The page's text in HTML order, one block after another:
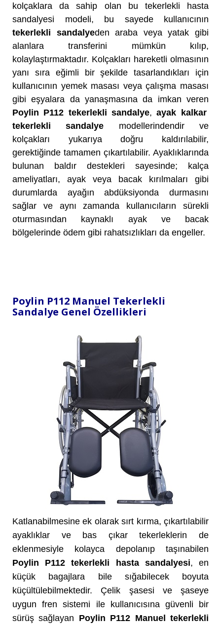
kolçaklara da sahip olan bu tekerlekli hasta
sandalyesi modeli, bu sayede kullanıcının
tekerlekli sandalyeden araba veya yatak gibi
alanlara transferini mümkün kılıp,
kolaylaştırmaktadır. Kolçakları hareketli olmasının
yanı sıra eğimli bir şekilde tasarlandıkları için
kullanıcının yemek masası veya çalışma masası
gibi eşyalara da yanaşmasına da imkan veren
Poylin P112 tekerlekli sandalye,ayak kalkar
tekerlekli sandalye modellerindendir ve
kolçakları yukarıya doğru kaldırılabilir,
gerektiğinde tamamen çıkartılabilir. Ayaklıklarında
bulunan baldır destekleri sayesinde; kalça
ameliyatları, ayak veya bacak kırılmaları gibi
durumlarda ayağın abdüksiyonda durmasını
sağlar ve aynı zamanda kullanıcıların sürekli
oturmasından kaynaklı ayak ve bacak
bölgelerinde ödem gibi rahatsızlıkları da engeller.
Poylin P112 Manuel Tekerlekli
Sandalye Genel Özellikleri
Katlanabilmesine ek olarak sırt kırma, çıkartılabilir
ayaklıklar ve bas çıkar tekerleklerin de
eklenmesiyle kolayca depolanıp taşınabilen
Poylin P112 tekerlekli hasta sandalyesi, en
küçük bagajlara bile sığabilecek boyuta
küçültülebilmektedir. Çelik şasesi ve şaseye
uygun fren sistemi ile kullanıcısına güvenli bir
sürüş sağlayan Poylin P112 Manuel tekerlekli